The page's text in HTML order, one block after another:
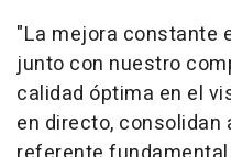
"La mejora constante
junto con nuestro
calidad óptima en el
en directo, consolidan